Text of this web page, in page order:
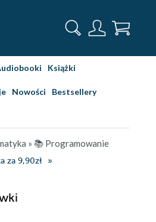
Książki
Nowości Bestsellery
» 📚 Programowanie
za 9,90zł